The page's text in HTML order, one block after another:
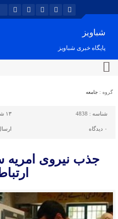
شباویز
پایگاه خبری شباویز
گروه : جامعه
شناسه : 4838 ۱۳ شهریور ۱۴۰۲ - ۲۱:۱۵
۰ دیدگاه
جذب نیروی امریه